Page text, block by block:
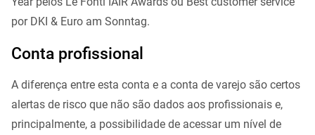
por DKI & Euro am Sonntag.
Conta profissional
A diferença entre esta conta e a conta de varejo são certos
alertas de risco que não são dados aos profissionais e,
principalmente, a possibilidade de acessar um nível de